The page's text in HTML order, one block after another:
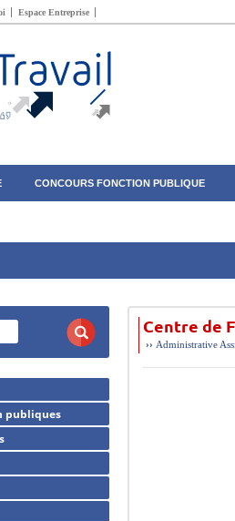
Espace Entreprise
CONCOURS FONCTION PUBLIQUE
Centre de
›› Administrative
publiques